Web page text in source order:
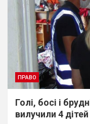
ПРАВО
Голі, босі і
вилучили 4 дітей